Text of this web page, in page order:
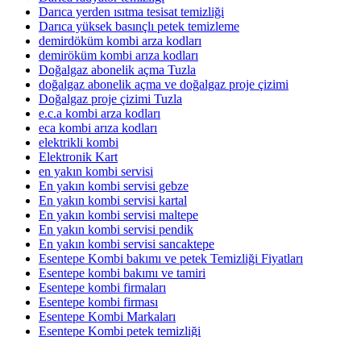
Darıca yerden ısıtma tesisat temizliği
Darıca yüksek basınçlı petek temizleme
demirdöküm kombi arza kodları
demiröküm kombi arıza kodları
Doğalgaz abonelik açma Tuzla
doğalgaz abonelik açma ve doğalgaz proje çizimi
Doğalgaz proje çizimi Tuzla
e.c.a kombi arza kodları
eca kombi arıza kodları
elektrikli kombi
Elektronik Kart
en yakın kombi servisi
En yakın kombi servisi gebze
En yakın kombi servisi kartal
En yakın kombi servisi maltepe
En yakın kombi servisi pendik
En yakın kombi servisi sancaktepe
Esentepe Kombi bakımı ve petek Temizliği Fiyatları
Esentepe kombi bakımı ve tamiri
Esentepe kombi firmaları
Esentepe kombi firması
Esentepe Kombi Markaları
Esentepe Kombi petek temizliği